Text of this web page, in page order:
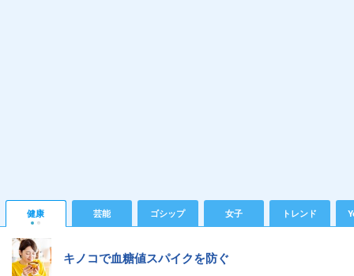
健康 芸能 ゴシップ 女子 トレンド
キノコで血糖値スパイクを防ぐ